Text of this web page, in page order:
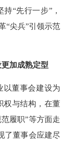
“先行一步”，
“尖兵”引领示范
加成熟定型
以董事会建设为
权与结构，在董
履职”等方面走
了董事会应建尽